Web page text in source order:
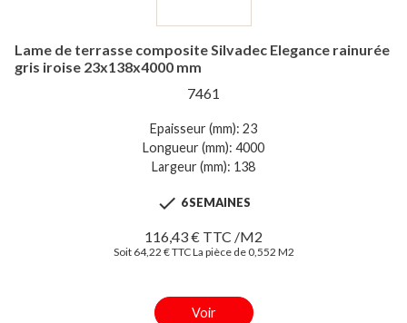
Lame de terrasse composite Silvadec Elegance rainurée
gris iroise 23x138x4000 mm
7461
Epaisseur (mm): 23
Longueur (mm): 4000
Largeur (mm): 138
 6 SEMAINES
116,43 € TTC /M2
Soit 64,22 € TTC La pièce de 0,552 M2
Voir